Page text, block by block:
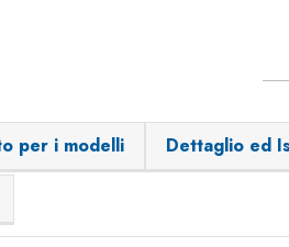
per i modelli Dettaglio ed